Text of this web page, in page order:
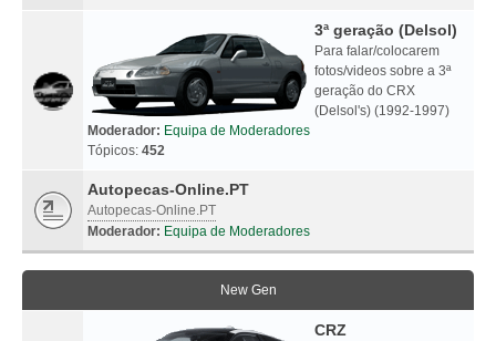
3ª geração (Delsol)
Para falar/colocarem
fotos/videos sobre a 3ª
geração do CRX
(Delsol's) (1992-1997)
Moderador: Equipa de Moderadores
Tópicos: 452
Autopecas-Online.PT
Autopecas-Online.PT
Moderador: Equipa de Moderadores
New Gen
CRZ